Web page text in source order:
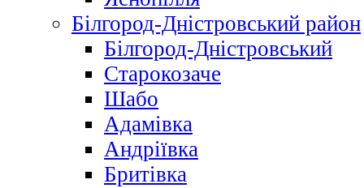
Білгород-Дністровський район
Білгород-Дністровський
Старокозаче
Шабо
Адамівка
Андріївка
Бритівка